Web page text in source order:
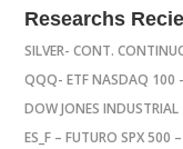
Researchs
SILVER- CONT.
QQQ- ETF NASDAQ 100
DOW JONES
ES_F – FUTURO SPX 500